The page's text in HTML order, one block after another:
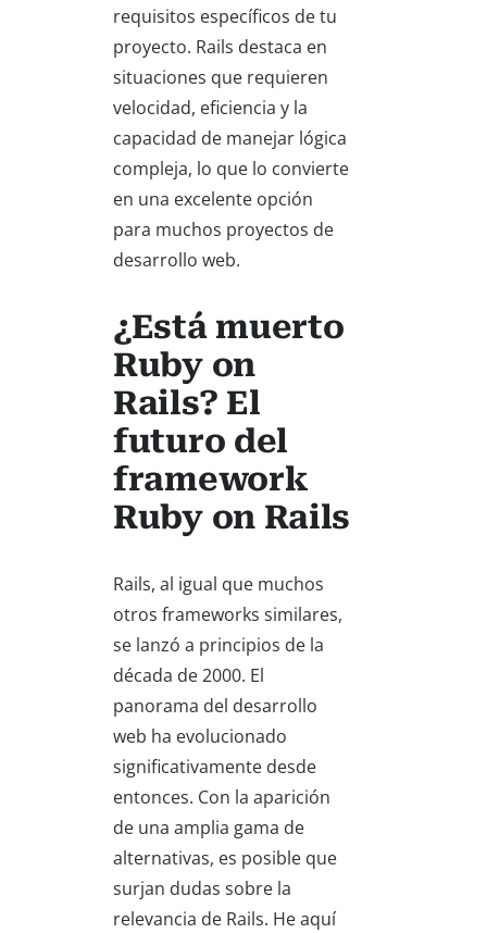
requisitos específicos de tu
proyecto. Rails destaca en
situaciones que requieren
velocidad, eficiencia y la
capacidad de manejar lógica
compleja, lo que lo convierte
en una excelente opción
para muchos proyectos de
desarrollo web.
¿Está muerto
Ruby on
Rails? El
futuro del
framework
Ruby on Rails
Rails, al igual que muchos
otros frameworks similares,
se lanzó a principios de la
década de 2000. El
panorama del desarrollo
web ha evolucionado
significativamente desde
entonces. Con la aparición
de una amplia gama de
alternativas, es posible que
surjan dudas sobre la
relevancia de Rails. He aquí